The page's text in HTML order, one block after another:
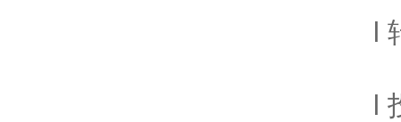
l 转
l 投